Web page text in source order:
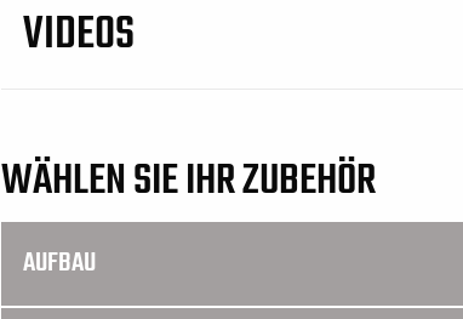
VIDEOS
WÄHLEN SIE IHR ZUBEHÖR
AUFBAU